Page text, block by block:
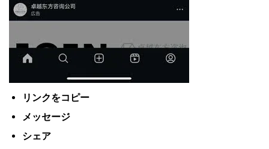
リンクをコピー
メッセージ
シェア